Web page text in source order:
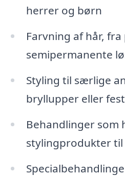
herrer og børn
Farvning af hår,
semipermanente
Styling til særlige
bryllupper eller
Behandlinger som
stylingprodukter